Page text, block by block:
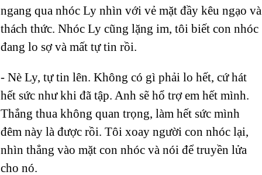
ngang qua nhóc Ly nhìn với vẻ mặt đầy kêu ngạo và
thách thức. Nhóc Ly cũng lặng im, tôi biết con nhóc
đang lo sợ và mất tự tin rồi.
- Nè Ly, tự tin lên. Không có gì phải lo hết, cứ hát
hết sức như khi đã tập. Anh sẽ hổ trợ em hết mình.
Thắng thua không quan trọng, làm hết sức mình
đêm này là được rồi. Tôi xoay người con nhóc lại,
nhìn thẳng vào mặt con nhóc và nói để truyền lửa
cho nó.